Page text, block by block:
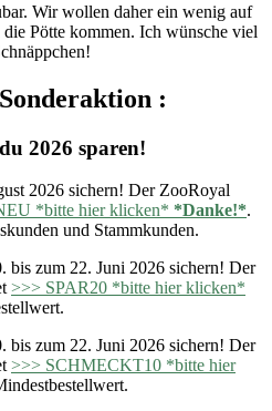
Wir wollen daher ein wenig auf
Pötte kommen. Ich wünsche viel
:
2026 sparen!
2026 sichern! Der ZooRoyal
*bitte hier klicken* *Danke!*.
und Stammkunden.
bis zum 22. Juni 2026 sichern! Der
>>> SPAR20 *bitte hier klicken*
bis zum 22. Juni 2026 sichern! Der
>>> SCHMECKT10 *bitte hier